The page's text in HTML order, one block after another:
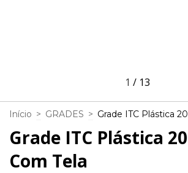
1 / 13
Início > GRADES > Grade ITC Plástica
Grade ITC Plástica
Com Tela